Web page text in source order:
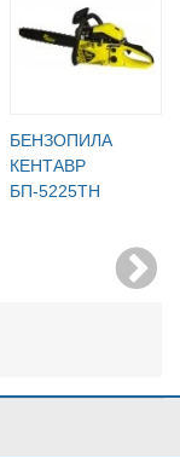
БЕНЗОПИЛА
КЕНТАВР
БП-5225ТН